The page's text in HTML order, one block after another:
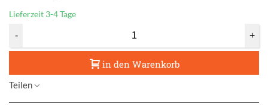
Lieferzeit 3-4 Tage
- +
in den Warenkorb
Teilen